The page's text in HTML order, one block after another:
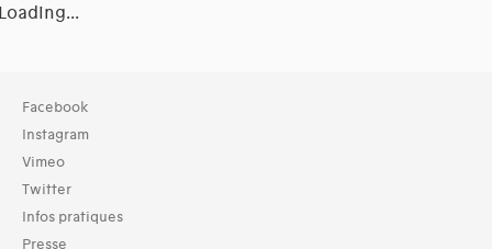
Collection
TOUT (157)
Bibliothèque (158)
Typologies documents
Livres (563)
Facebook
Instagram
Vimeo
Twitter
Infos pratiques
Presse